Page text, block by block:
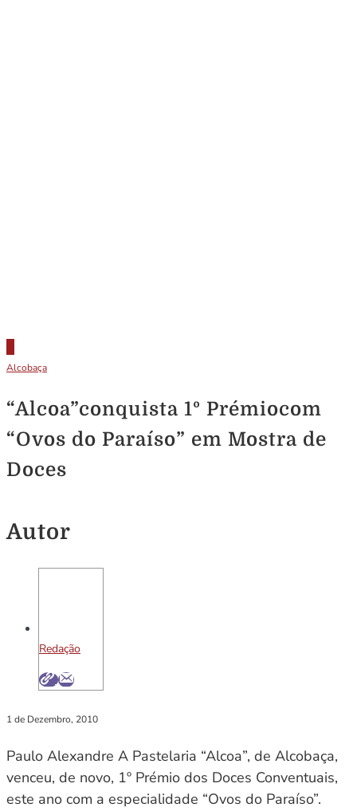
Alcobaça
“Alcoa”conquista 1º Prémiocom
“Ovos do Paraíso” em Mostra de
Doces
Autor
Redação
1 de Dezembro, 2010
Paulo Alexandre A Pastelaria “Alcoa”, de Alcobaça,
venceu, de novo, 1º Prémio dos Doces Conventuais,
este ano com a especialidade “Ovos do Paraíso”.